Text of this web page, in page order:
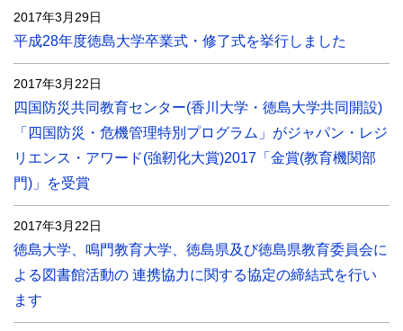
2017年3月29日
平成28年度徳島大学卒業式・修了式を挙行しました
2017年3月22日
四国防災共同教育センター(香川大学・徳島大学共同開設)
「四国防災・危機管理特別プログラム」がジャパン・レジ
リエンス・アワード(強靭化大賞)2017「金賞(教育機関部
門)」を受賞
2017年3月22日
徳島大学、鳴門教育大学、徳島県及び徳島県教育委員会に
よる図書館活動の 連携協力に関する協定の締結式を行い
ます